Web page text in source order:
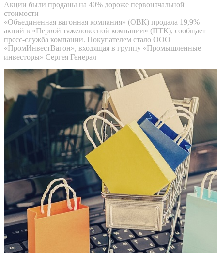
Акции были проданы на 40% дороже первоначальной
стоимости
«Объединенная вагонная компания» (ОВК) продала 19,9%
акций в «Первой тяжеловесной компании» (ПТК), сообщает
пресс-служба компании. Покупателем стало ООО
«ПромИнвестВагон», входящая в группу «Промышленные
инвесторы» Сергея Генерал